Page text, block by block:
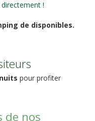
!
de disponibles.
pour profiter
de nos